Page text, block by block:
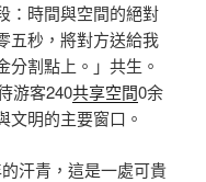
：時間與空間的絕對
五秒，將對方送給我
分割點上。」共生。
游客240共享空間0余
文明的主要窗口。
汗青，這是一處可貴